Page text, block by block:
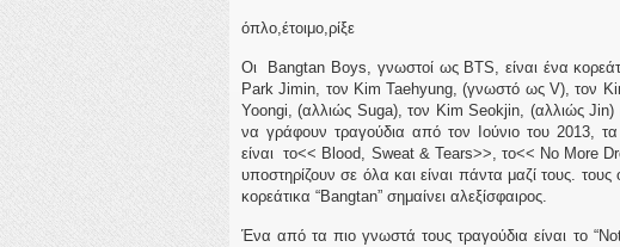
όπλο,έτοιμο,ρίξε
Οι Bangtan Boys, γνωστοί ως BTS, είναι ένα
Park Jimin, τον Kim Taehyung, (γνωστό ως V), τον
Yoongi, (αλλιώς Suga), τον Kim Seokjin, (αλλιώς
να γράφουν τραγούδια από τον Ιούνιο του 2013,
είναι το<< Blood, Sweat & Tears>>, το<< No More
υποστηρίζουν σε όλα και είναι πάντα μαζί τους.
κορεάτικα “Bangtan” σημαίνει αλεξίσφαιρος.
Ένα από τα πιο γνωστά τους τραγούδια είναι το